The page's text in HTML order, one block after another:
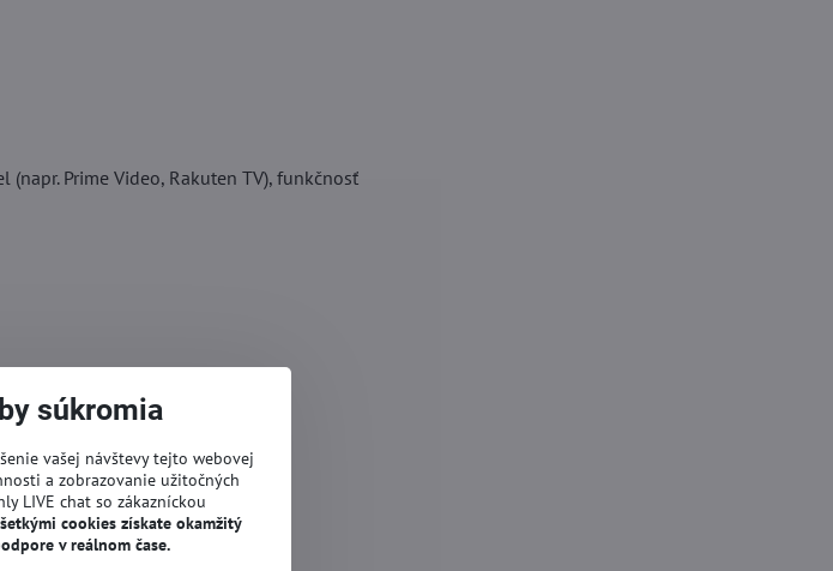
Prime Video, Rakuten TV), funkčnosť
súkromia
vašej návštevy tejto webovej
a zobrazovanie užitočných
LIVE chat so zákazníckou
cookies získate okamžitý
v reálnom čase.